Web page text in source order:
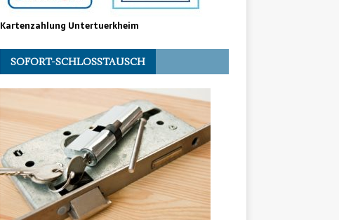
Kartenzahlung Untertuerkheim
SOFORT-SCHLOSSTAUSCH